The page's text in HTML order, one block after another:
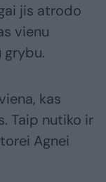
jis atrodo
vienu
grybu.
kas
Taip nutiko ir
Agnei